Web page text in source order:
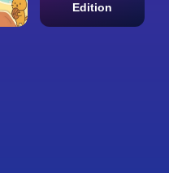
Edition